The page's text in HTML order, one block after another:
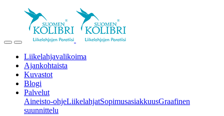
Liikelahjavalikoima
Ajankohtaista
Kuvastot
Blogi
Palvelut
Aineisto-ohjeLiikelahjatSopimusasiakkuusGraafinen
suunnittelu